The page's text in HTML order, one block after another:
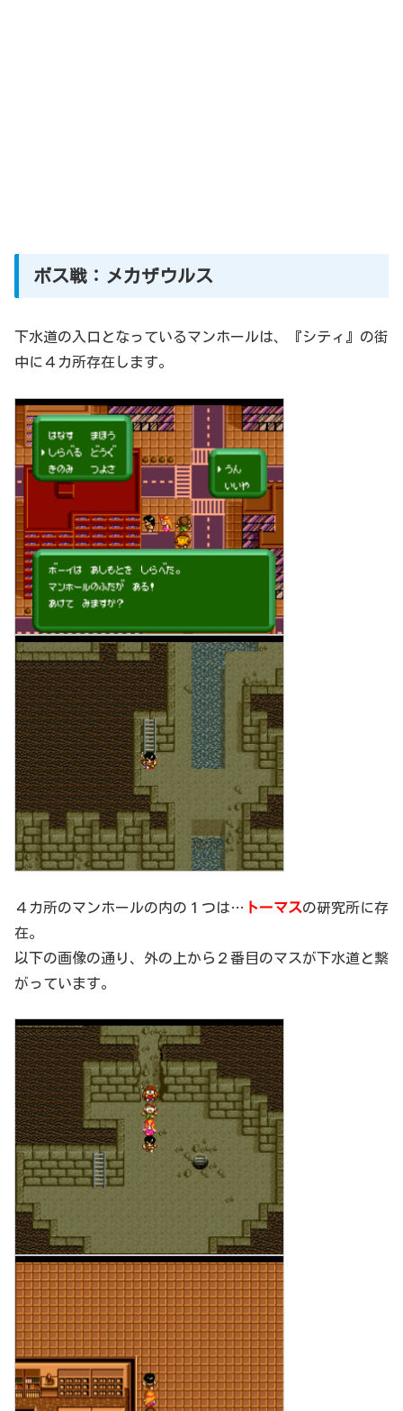
ボス戦：メカザウルス
下水道の入口となっているマンホールは、『シティ』の街
中に４カ所存在します。
４カ所のマンホールの内の１つは… トーマスの研究所に存
在。
以下の画像の通り、外の上から２番目のマスが下水道と繋
がっています。